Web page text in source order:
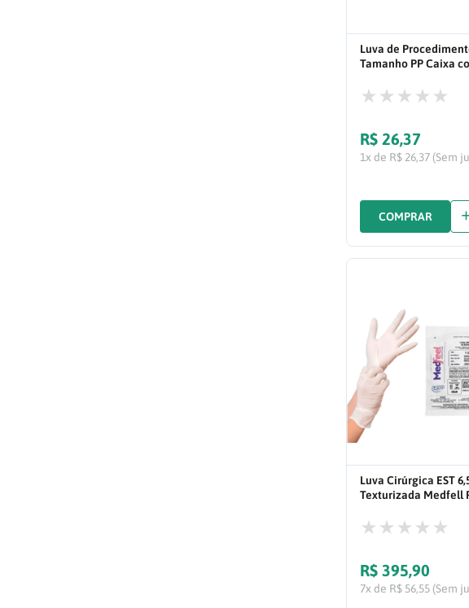
Luva de
Tamanho PP Caixa
R$ 26,37
1x de R$ 26,37 (Sem
COMPRAR
Luva Cirúrgica EST
Texturizada Medfell
R$ 395,90
7x de R$ 56,55 (Sem